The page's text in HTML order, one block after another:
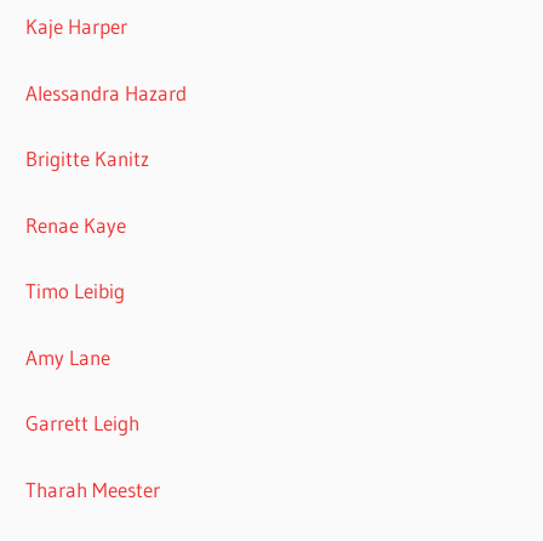
Kaje Harper
Alessandra Hazard
Brigitte Kanitz
Renae Kaye
Timo Leibig
Amy Lane
Garrett Leigh
Tharah Meester